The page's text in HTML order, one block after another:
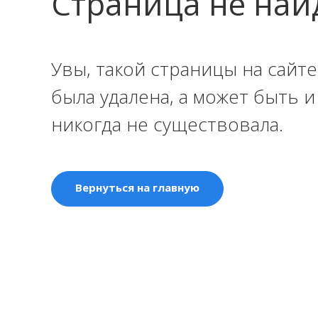
Увы, такой страницы на
была удалена, а может быть
никогда не существовала.
Вернуться на главную